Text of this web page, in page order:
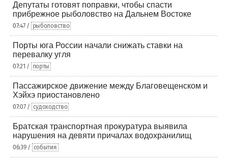
Депутаты готовят поправки, чтобы спасти
прибрежное рыболовство на Дальнем Востоке
07:47 / рыболовство
Порты юга России начали снижать ставки на
перевалку угля
07:21 / порты
Пассажирское движение между Благовещенском и
Хэйхэ приостановлено
07:07 / судоходство
Братская транспортная прокуратура выявила
нарушения на девяти причалах водохранилищ
06:39 / события